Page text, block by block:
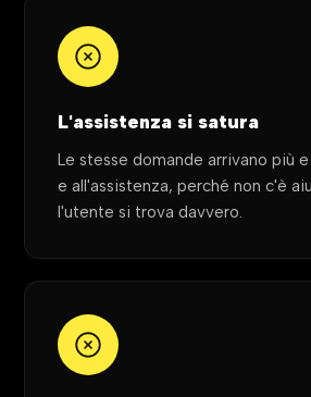
L'assistenza si satura
Le stesse domande arrivano più
e all'assistenza, perché non c'è
l'utente si trova davvero.